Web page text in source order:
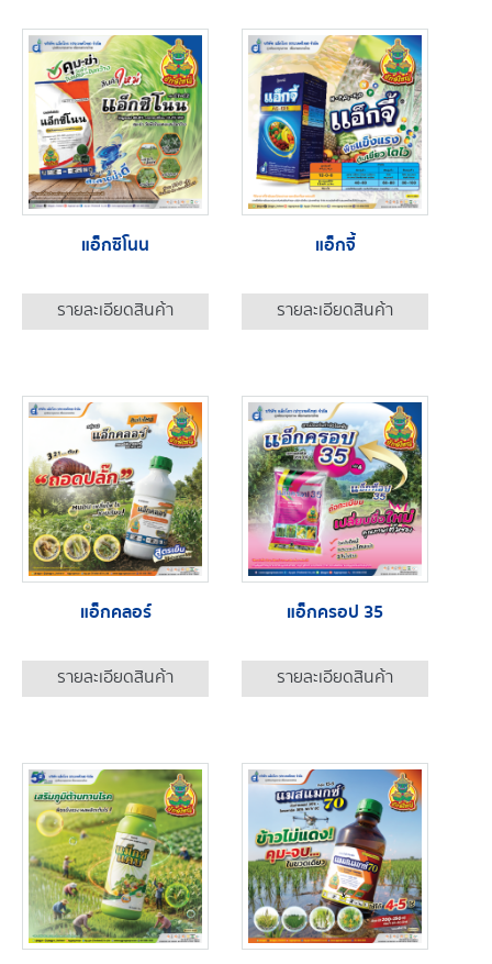
แอ็กซิโนน
รายละเอียดสินค้า
แอ็กจี้
รายละเอียดสินค้า
แอ็กคลอร์
รายละเอียดสินค้า
แอ็กครอป 35
รายละเอียดสินค้า